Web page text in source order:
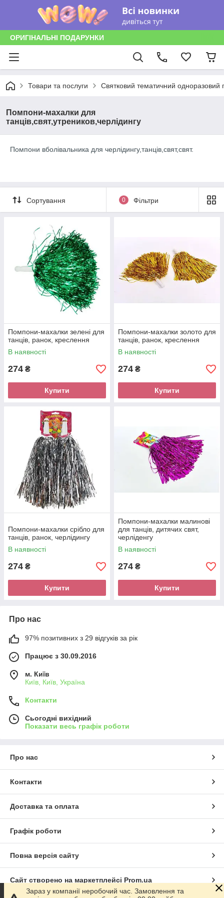
ОРИГІНАЛЬНІ ПОДАРУНКИ
Товари та послуги Святковий тематичний одноразовий
Помпони-махалки для
танців,свят,утреников,черлідингу
Помпони вболівальника для черлідингу,танців,свят,свят.
Сортування 0 Фільтри
Помпони-махалки зелені для
танців, ранок, креслення
В наявності
274 ₴
Купити
Помпони-махалки золото для
танців, ранок, креслення
В наявності
274 ₴
Купити
Помпони-махалки срібло для
танців, ранок, черлідингу
В наявності
274 ₴
Купити
Помпони-махалки малинові
для танців, дитячих свят,
черліденгу
В наявності
274 ₴
Купити
Про нас
97% позитивних з 29 відгуків за рік
Працює з 30.09.2016
м. Київ
Київ, Київ, Україна
Контакти
Сьогодні вихідний
Показати весь графік роботи
Про нас
Контакти
Доставка та оплата
Графік роботи
Повна версія сайту
Сайт створено на маркетплейсі Prom.ua
Зараз у компанії неробочий час. Замовлення та